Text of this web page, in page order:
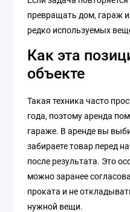
превращать дом, гараж
редко используемых
Как эта
объекте
Такая техника часто
года, поэтому аренда
гараже. В аренде вы
забираете товар перед
после результата. Это
можно заранее
проката и не
нужной вещи.